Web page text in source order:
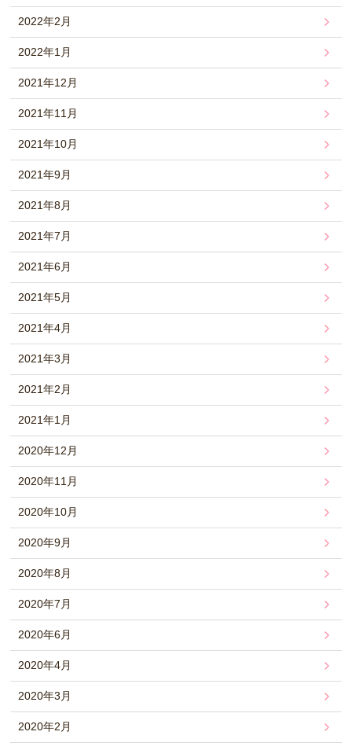
2022年2月
2022年1月
2021年12月
2021年11月
2021年10月
2021年9月
2021年8月
2021年7月
2021年6月
2021年5月
2021年4月
2021年3月
2021年2月
2021年1月
2020年12月
2020年11月
2020年10月
2020年9月
2020年8月
2020年7月
2020年6月
2020年4月
2020年3月
2020年2月